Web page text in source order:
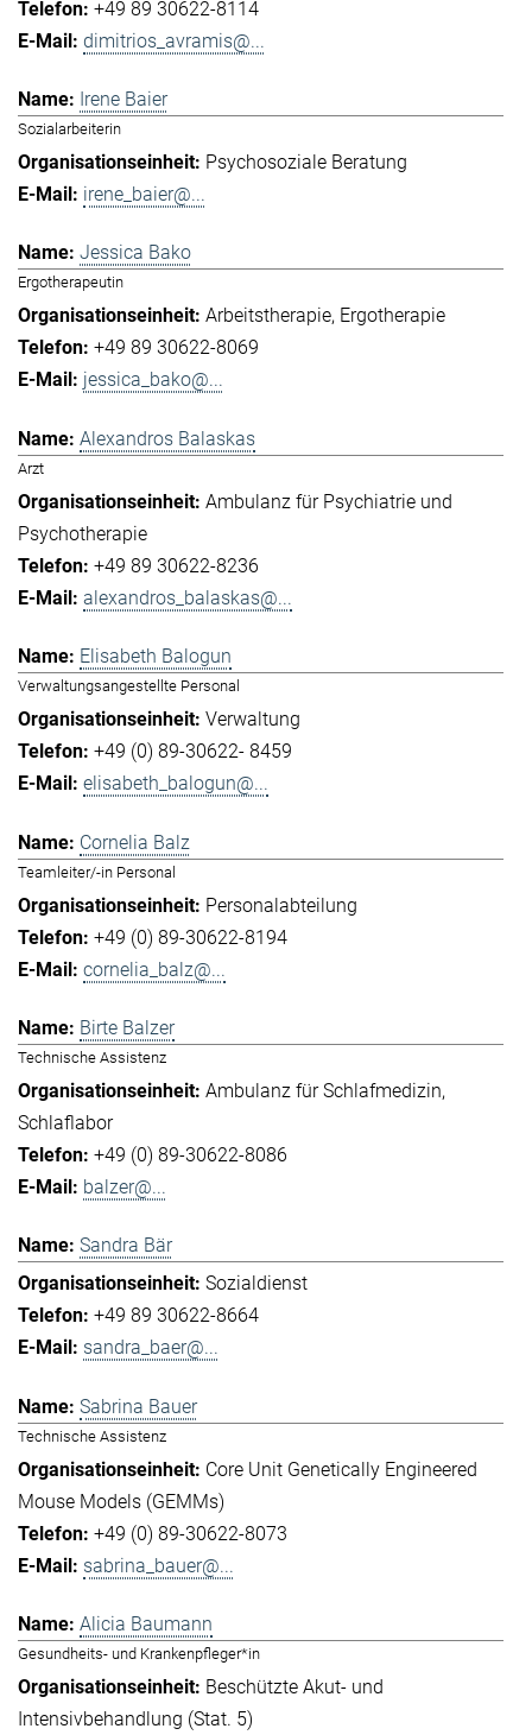
+49 89 30622-8114
dimitrios_avramis@...
Irene Baier
Sozialarbeiterin
Psychosoziale Beratung
irene_baier@...
Jessica Bako
Ergotherapeutin
Arbeitstherapie Ergotherapie
+49 89 30622-8069
jessica_bako@...
Alexandros Balaskas
Arzt
Ambulanz für Psychiatrie und
Psychotherapie
+49 89 30622-8236
alexandros_balaskas@...
Elisabeth Balogun
Verwaltungsangestellte Personal
Verwaltung
+49 (0) 89-30622- 8459
elisabeth_balogun@...
Cornelia Balz
Teamleiter/-in Personal
Personalabteilung
+49 (0) 89-30622-8194
cornelia_balz@...
Birte Balzer
Technische Assistenz
Ambulanz für Schlafmedizin
Schlaflabor
+49 (0) 89-30622-8086
balzer@...
Sandra Bär
Sozialdienst
+49 89 30622-8664
sandra_baer@...
Sabrina Bauer
Technische Assistenz
Core Unit Genetically Engineered
Mouse Models (GEMMs)
+49 (0) 89-30622-8073
sabrina_bauer@...
Alicia Baumann
Gesundheits- und Krankenpfleger*in
Beschützte Akut- und
Intensivbehandlung (Stat. 5)